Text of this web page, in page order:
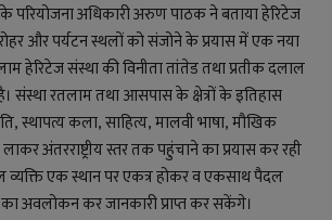
परियोजना अधिकारी अरुण पाठक ने बताया हेरिटेज
और पर्यटन स्थलों को संजोने के प्रयास में एक नया
हेरिटेज संस्था की विनीता तांतेड तथा प्रतीक दलाल
संस्था रतलाम तथा आसपास के क्षेत्रों के इतिहास
,स्थापत्य कला,साहित्य,मालवी भाषा,मौखिक
अंतरराष्ट्रीय स्तर तक पहुंचाने का प्रयास कर रही
व्यक्ति एक स्थान पर एकत्र होकर व एकसाथ पैदल
अवलोकन कर जानकारी प्राप्त कर सकेंगे।